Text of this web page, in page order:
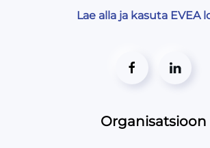
Lae alla ja kasuta EVEA
Organisatsioon